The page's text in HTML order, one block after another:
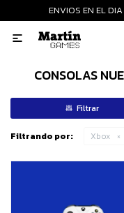
ENVIOS EN EL

CONSOLAS
Filtrando por: Xbox
Consolas nuevas
Consolas